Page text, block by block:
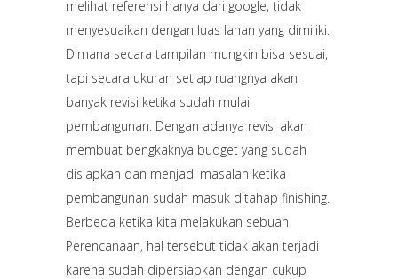
melihat referensi hanya dari google, tidak
menyesuaikan dengan luas lahan yang dimiliki.
Dimana secara tampilan mungkin bisa sesuai,
tapi secara ukuran setiap ruangnya akan
banyak revisi ketika sudah mulai
pembangunan. Dengan adanya revisi akan
membuat bengkaknya budget yang sudah
disiapkan dan menjadi masalah ketika
pembangunan sudah masuk ditahap finishing.
Berbeda ketika kita melakukan sebuah
Perencanaan, hal tersebut tidak akan terjadi
karena sudah dipersiapkan dengan cukup